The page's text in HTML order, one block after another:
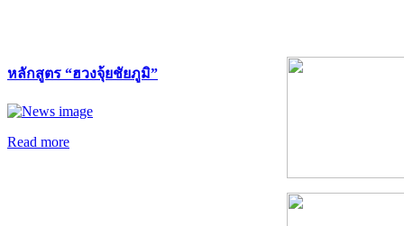
หลักสูตร “ฮวงจุ้ยชัยภูมิ”
Read more